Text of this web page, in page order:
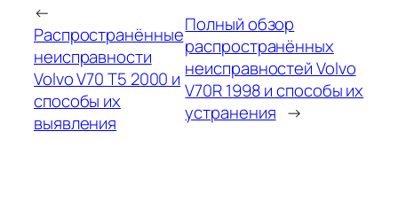
←
Распространённые
неисправности
Volvo V70 T5 2000 и
способы их
выявления
Полный обзор
распространённых
неисправностей Volvo
V70R 1998 и способы их
устранения →